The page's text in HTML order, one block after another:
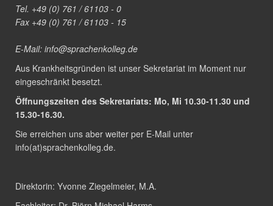
Tel. +49 (0) 761 / 61103 - 0
Fax +49 (0) 761 / 61103 - 15
E-Mail: info@sprachenkolleg.de
Aus Krankheitsgründen ist unser Sekretariat im Moment nur
eingeschränkt besetzt.
Öffnungszeiten des Sekretariats: Mo, Mi 10.30-11.30 und
15.30-16.30.
Sie erreichen uns aber weiter per E-Mail unter
info(at)sprachenkolleg.de.
Direktorin: Yvonne Ziegelmeier, M.A.